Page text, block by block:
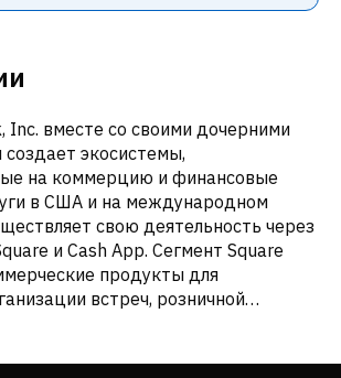
Inc. вместе со своими дочерними
экосистемы,
на коммерцию и финансовые
в США и на международном
свою деятельность через
и Cash App. Сегмент Square
продукты для
встреч, розничной
управления рисками и